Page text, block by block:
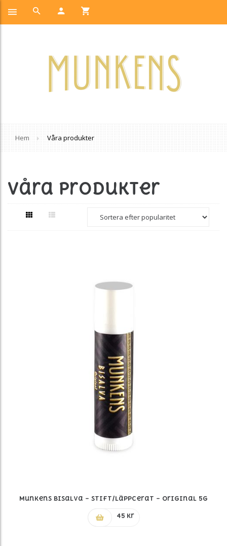
Hem Våra produkter
Våra Produkter
Munkens Bisalva – Stift/Läppcerat – Original 5g
45 kr